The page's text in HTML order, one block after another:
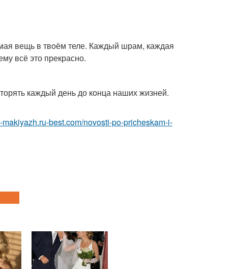
вещь в твоём теле. Каждый шрам, каждая
всё это прекрасно.
каждый день до конца наших жизней.
makiyazh.ru-best.com/novosti-po-pricheskam-i-